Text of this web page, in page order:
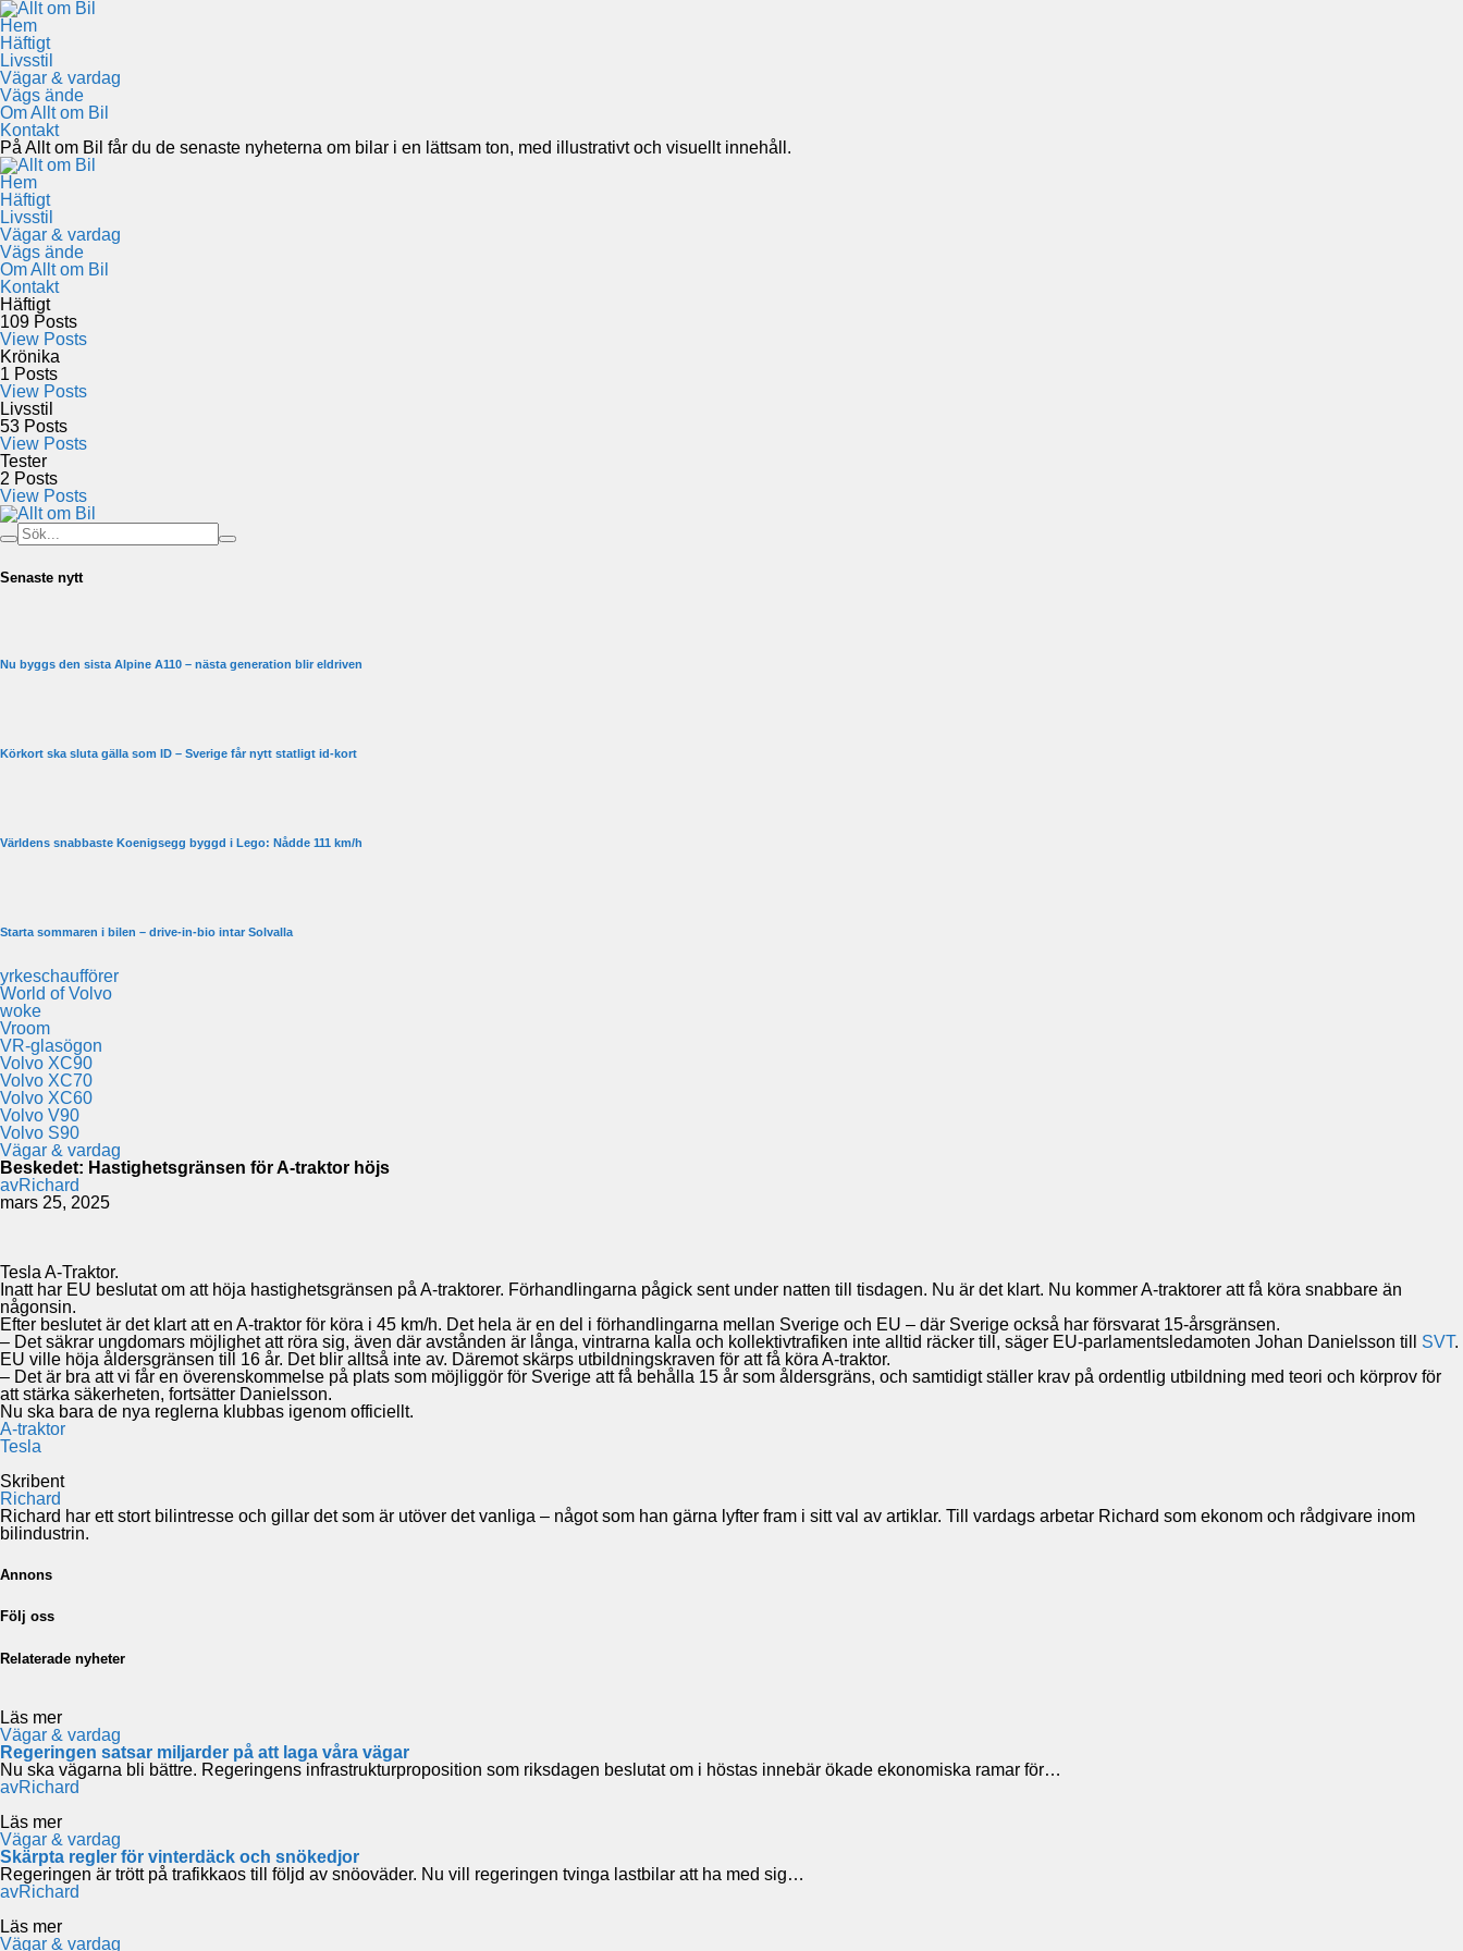
Hem
Häftigt
Livsstil
Vägar & vardag
Vägs ände
Om Allt om Bil
Kontakt
På Allt om Bil får du de senaste nyheterna om bilar i en lättsam ton, med illustrativt och visuellt innehåll.
Hem
Häftigt
Livsstil
Vägar & vardag
Vägs ände
Om Allt om Bil
Kontakt
Häftigt
109 Posts
View Posts
Krönika
1 Posts
View Posts
Livsstil
53 Posts
View Posts
Tester
2 Posts
View Posts
Senaste nytt
Nu byggs den sista Alpine A110 – nästa generation blir eldriven
Körkort ska sluta gälla som ID – Sverige får nytt statligt id-kort
Världens snabbaste Koenigsegg byggd i Lego: Nådde 111 km/h
Starta sommaren i bilen – drive-in-bio intar Solvalla
yrkeschaufförer
World of Volvo
woke
Vroom
VR-glasögon
Volvo XC90
Volvo XC70
Volvo XC60
Volvo V90
Volvo S90
Vägar & vardag
Beskedet: Hastighetsgränsen för A-traktor höjs
avRichard
mars 25, 2025
Tesla A-Traktor.
Inatt har EU beslutat om att höja hastighetsgränsen på A-traktorer. Förhandlingarna pågick sent under natten till tisdagen. Nu är det klart. Nu kommer A-traktorer att få köra snabbare än
någonsin.
Efter beslutet är det klart att en A-traktor för köra i 45 km/h. Det hela är en del i förhandlingarna mellan Sverige och EU – där Sverige också har försvarat 15-årsgränsen.
– Det säkrar ungdomars möjlighet att röra sig, även där avstånden är långa, vintrarna kalla och kollektivtrafiken inte alltid räcker till, säger EU-parlamentsledamoten Johan Danielsson till SVT.
EU ville höja åldersgränsen till 16 år. Det blir alltså inte av. Däremot skärps utbildningskraven för att få köra A-traktor.
– Det är bra att vi får en överenskommelse på plats som möjliggör för Sverige att få behålla 15 år som åldersgräns, och samtidigt ställer krav på ordentlig utbildning med teori och körprov för
att stärka säkerheten, fortsätter Danielsson.
Nu ska bara de nya reglerna klubbas igenom officiellt.
A-traktor
Tesla
Skribent
Richard
Richard har ett stort bilintresse och gillar det som är utöver det vanliga – något som han gärna lyfter fram i sitt val av artiklar. Till vardags arbetar Richard som ekonom och rådgivare inom
bilindustrin.
Annons
Följ oss
Relaterade nyheter
Läs mer
Vägar & vardag
Regeringen satsar miljarder på att laga våra vägar
Nu ska vägarna bli bättre. Regeringens infrastrukturproposition som riksdagen beslutat om i höstas innebär ökade ekonomiska ramar för…
avRichard
Läs mer
Vägar & vardag
Skärpta regler för vinterdäck och snökedjor
Regeringen är trött på trafikkaos till följd av snöoväder. Nu vill regeringen tvinga lastbilar att ha med sig…
avRichard
Läs mer
Vägar & vardag